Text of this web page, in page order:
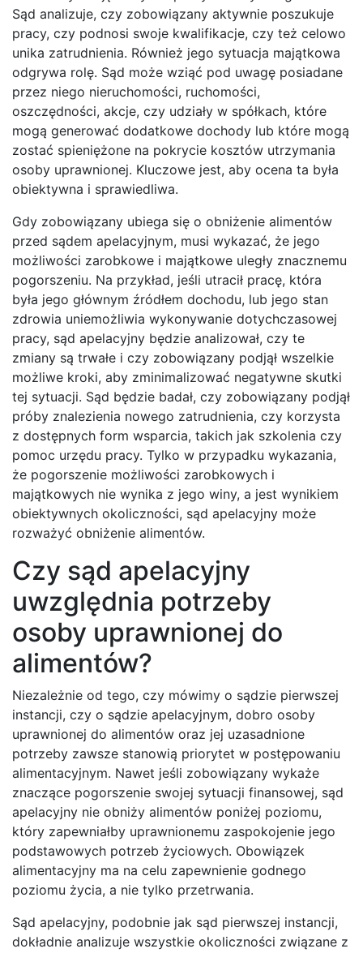
Sąd analizuje, czy zobowiązany aktywnie poszukuje
pracy, czy podnosi swoje kwalifikacje, czy też celowo
unika zatrudnienia. Również jego sytuacja majątkowa
odgrywa rolę. Sąd może wziąć pod uwagę posiadane
przez niego nieruchomości, ruchomości,
oszczędności, akcje, czy udziały w spółkach, które
mogą generować dodatkowe dochody lub które mogą
zostać spieniężone na pokrycie kosztów utrzymania
osoby uprawnionej. Kluczowe jest, aby ocena ta była
obiektywna i sprawiedliwa.
Gdy zobowiązany ubiega się o obniżenie alimentów
przed sądem apelacyjnym, musi wykazać, że jego
możliwości zarobkowe i majątkowe uległy znacznemu
pogorszeniu. Na przykład, jeśli utracił pracę, która
była jego głównym źródłem dochodu, lub jego stan
zdrowia uniemożliwia wykonywanie dotychczasowej
pracy, sąd apelacyjny będzie analizował, czy te
zmiany są trwałe i czy zobowiązany podjął wszelkie
możliwe kroki, aby zminimalizować negatywne skutki
tej sytuacji. Sąd będzie badał, czy zobowiązany podjął
próby znalezienia nowego zatrudnienia, czy korzysta
z dostępnych form wsparcia, takich jak szkolenia czy
pomoc urzędu pracy. Tylko w przypadku wykazania,
że pogorszenie możliwości zarobkowych i
majątkowych nie wynika z jego winy, a jest wynikiem
obiektywnych okoliczności, sąd apelacyjny może
rozważyć obniżenie alimentów.
Czy sąd apelacyjny
uwzględnia potrzeby
osoby uprawnionej do
alimentów?
Niezależnie od tego, czy mówimy o sądzie pierwszej
instancji, czy o sądzie apelacyjnym, dobro osoby
uprawnionej do alimentów oraz jej uzasadnione
potrzeby zawsze stanowią priorytet w postępowaniu
alimentacyjnym. Nawet jeśli zobowiązany wykaże
znaczące pogorszenie swojej sytuacji finansowej, sąd
apelacyjny nie obniży alimentów poniżej poziomu,
który zapewniałby uprawnionemu zaspokojenie jego
podstawowych potrzeb życiowych. Obowiązek
alimentacyjny ma na celu zapewnienie godnego
poziomu życia, a nie tylko przetrwania.
Sąd apelacyjny, podobnie jak sąd pierwszej instancji,
dokładnie analizuje wszystkie okoliczności związane z